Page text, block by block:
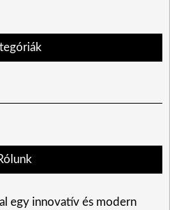
egy innovatív és modern